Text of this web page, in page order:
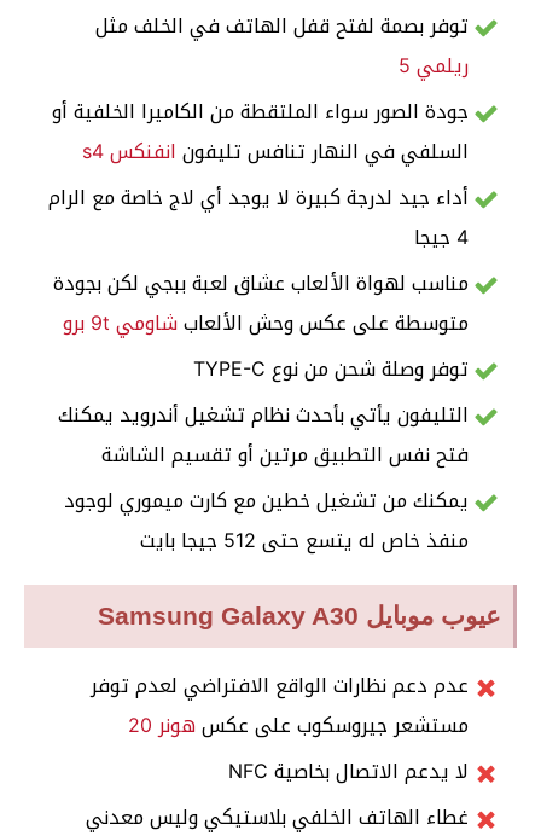
توفر بصمة لفتح قفل الهاتف في الخلف مثل
ريلمي 5
جودة الصور سواء الملتقطة من الكاميرا الخلفية أو
السلفي في النهار تنافس تليفونانفنكس s4
أداء جيد لدرجة كبيرة لا يوجد أي لاج خاصة مع الرام
4 جيجا
مناسب لهواة الألعاب عشاق لعبة ببجي لكن بجودة
متوسطة على عكس وحش الألعابشاومي 9t برو
توفر وصلة شحن من نوع TYPE-C
التليفون يأتي بأحدث نظام تشغيل أندرويد يمكنك
فتح نفس التطبيق مرتين أو تقسيم الشاشة
يمكنك من تشغيل خطين مع كارت ميموري لوجود
منفذ خاص له يتسع حتى 512 جيجا بايت
عيوب موبايل Samsung Galaxy A30
عدم دعم نظارات الواقع الافتراضي لعدم توفر
مستشعر جيروسكوب على عكسهونر 20
لا يدعم الاتصال بخاصية NFC
غطاء الهاتف الخلفي بلاستيكي وليس معدني